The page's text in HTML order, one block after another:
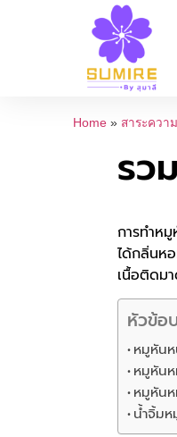
Home » สาระควา
รว
การทำห
ได้กลิ่นห
เนื้อติดม
หัวข้อ
หมูหัน
หมูหัน
หมูหัน
น้ำจิ้ม